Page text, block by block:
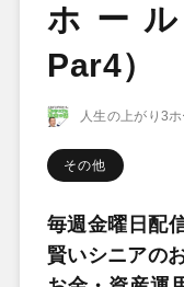
ホー
Par4）
人生の上がり3
その他
毎週金曜日配
賢いシニアの